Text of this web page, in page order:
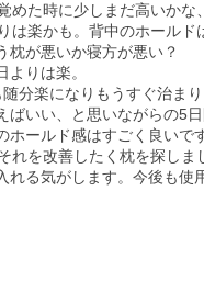
た時に少しまだ高いかな
は楽かも。背中のホールド
枕が悪いか寝方が悪い？
りは楽。
分楽になりもうすぐ治まり
いい、と思いながらの5
ールド感はすごく良いで
れを改善したく枕を探しま
る気がします。今後も使